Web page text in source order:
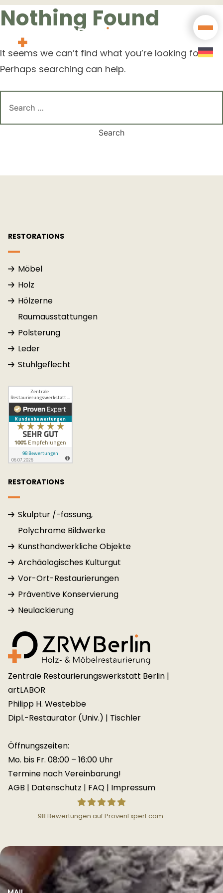
Skip
to
content
Appreciation
Wood Pest Control
Key Texts
Publications
Presentations
Professional Development
Memberships
Nothing Found
It seems we can’t find what you’re looking for.
Perhaps searching can help.
for:
Zentrale Restaurierungswerkstatt Berlin |
artLABOR
Philipp H. Westebbe
Dipl.-Restaurator (Univ.) | Tischler
Öffnungszeiten:
Mo. bis Fr. 08:00 – 16:00 Uhr
Termine nach Vereinbarung!
AGB | Datenschutz | FAQ | Impressum
Berlin
98 Bewertungen auf ProvenExpert.com
RESTORATIONS
Möbel
Holz
Hölzerne
Raum­aus­stattung­en
Polsterung
Leder
Stuhlgeflecht
RESTORATIONS
Skulptur /-fassung,
Polychrome Bildwerke
Kunsthandwerkliche Objekte
Archäologisches Kulturgut
Vor-Ort-Restaurierungen
Präventive Konservierung
Neulackierung